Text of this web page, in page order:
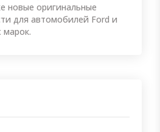
новые оригинальные
для автомобилей Ford и
марок.